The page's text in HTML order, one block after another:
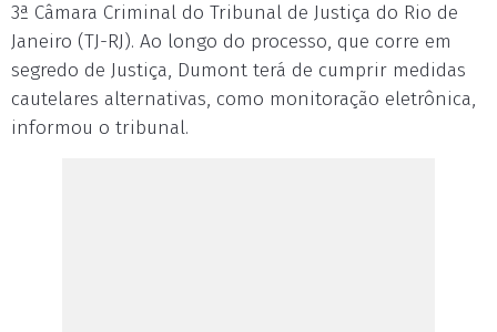
3ª Câmara Criminal do Tribunal de Justiça do Rio de
Janeiro (TJ-RJ). Ao longo do processo, que corre em
segredo de Justiça, Dumont terá de cumprir medidas
cautelares alternativas, como monitoração eletrônica,
informou o tribunal.